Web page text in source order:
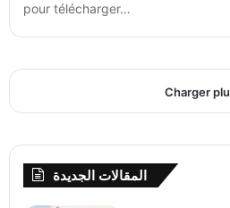
pour télécharger…
Charger
المقالات الجديدة